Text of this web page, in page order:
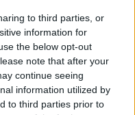
to third parties, or
information for
the below opt-out
note that after your
continue seeing
information utilized by
to third parties prior to
umana
convegno
CORRIDOIO BLU